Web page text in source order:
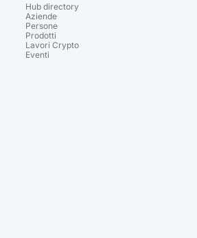
Hub directory
Aziende
Persone
Prodotti
Lavori Crypto
Eventi